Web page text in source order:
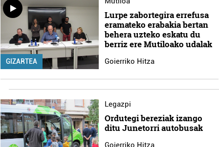
GIZARTEA
Lurpe zabortegira errefusa
eramateko erabakia bertan
behera uzteko eskatu du
berriz ere Mutiloako udalak
Goierriko Hitza
Legazpi
Ordutegi bereziak izango
ditu Junetorri autobusak
Goierriko Hitza